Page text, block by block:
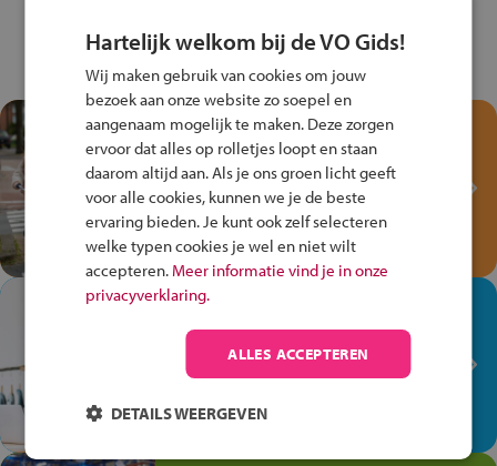
Test je kennis met het
Fiets Veilig
Verkeersspel!
Speel het Fiets Veilig Verkeersspel
en win een Cortina-fiets!
In de winkel ben je op je
plek!
Ontdek via het vmbo jouw talent
anders is!
Hartelijk welkom bij de VO Gids!
Wij maken gebruik van cookies om jouw
bezoek aan onze website zo soepel en
aangenaam mogelijk te maken. Deze zorgen
ervoor dat alles op rolletjes loopt en staan
daarom altijd aan. Als je ons groen licht geeft
voor alle cookies, kunnen we je de beste
ervaring bieden. Je kunt ook zelf selecteren
welke typen cookies je wel en niet wilt
accepteren. Meer informatie vind je in onze
privacyverklaring.
ALLES ACCEPTEREN
DETAILS WEERGEVEN